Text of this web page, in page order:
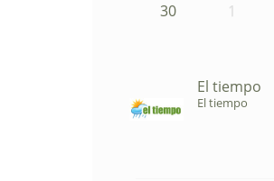
30 1
El tiempo
El tiempo